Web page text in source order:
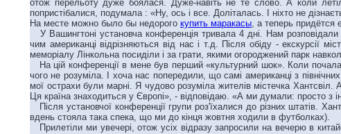
отож перельоту дуже боялася. Дуже-навіть не те слово. А коли
попристібалися, подумала : «Ну, ось і все. Доліталась. І ніхто не
На месте можно было бы недорого купить маракасы, а теперь придётся
У Вашингтоні установча конференція тривала 4 дні. Нам
чим американці відрізняються від нас і т.д. Після обіду - екскурсії
меморіалу Лінкольна посиділи і за грати, якими огороджений парк
На цій конференції в мене був перший «культурний шок». Коли
чого не розуміла. І хоча нас попередили, що самі американці з
мої острахи були марні. Я чудово розуміла жителів містечка
Ця країна знаходиться у Європі», - відповідаю. «А ми думали: просто
Після установчої конференції групи роз'їхалися до різних штатів.
вдень стояла така спека, що ми до кінця жовтня ходили в футболках).
Прилетіли ми увечері, отож усіх відразу запросили на вечерю в